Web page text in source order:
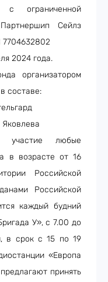
ограниченной
Сейлз
7704632802
2024 года.
организатором
в составе:
участие любые
в возрасте от 16
Российской
Российской
каждый будний
У», с 7.00 до
в срок с 15 по 19
«Европа
принять